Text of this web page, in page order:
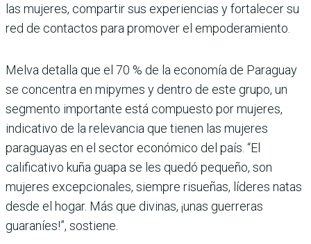
las mujeres, compartir sus experiencias y fortalecer su
red de contactos para promover el empoderamiento.
Melva detalla que el 70 % de la economía de Paraguay
se concentra en mipymes y dentro de este grupo, un
segmento importante está compuesto por mujeres,
indicativo de la relevancia que tienen las mujeres
paraguayas en el sector económico del país. “El
calificativo kuña guapa se les quedó pequeño, son
mujeres excepcionales, siempre risueñas, líderes natas
desde el hogar. Más que divinas, ¡unas guerreras
guaraníes!”, sostiene.